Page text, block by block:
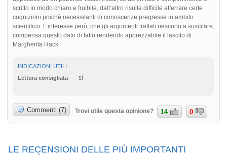
scritto in modo chiaro e fruibile, dall’altro risulta difficile afferrare certe
cognizioni poiché necessitanti di conoscenze pregresse in ambito
scientifico. L’interesse però, che gli argomenti trattati riescono a suscitare,
compensa questo dato di fatto rendendo apprezzabile il lascito di
Margherita Hack.
INDICAZIONI UTILI
Lettura consigliata
sì
Commenti (7) Trovi utile questa opinione? 14 0
LE RECENSIONI DELLE PIÙ IMPORTANTI